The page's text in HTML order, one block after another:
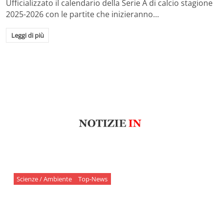
Ufficializzato il calendario della Serie A di calcio stagione
2025-2026 con le partite che inizieranno…
Leggi di più
Scienze / Ambiente Top-News